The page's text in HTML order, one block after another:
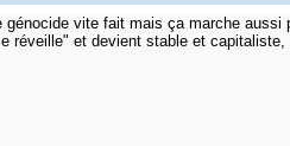
vite fait mais ça marche
réveille" et devient stable et